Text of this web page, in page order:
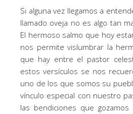
Si alguna vez llegamos a
llamado oveja no es algo tan
El hermoso salmo que hoy
nos permite vislumbrar la
que hay entre el pastor
estos versículos se nos
uno de los que somos su
vínculo especial con nuestro
las bendiciones que